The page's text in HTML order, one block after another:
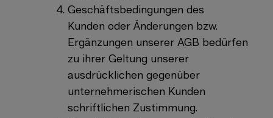
Geschäftsbedingungen des
Kunden oder Änderungen bzw.
Ergänzungen unserer AGB bedürfen
zu ihrer Geltung unserer
ausdrücklichen gegenüber
unternehmerischen Kunden
schriftlichen Zustimmung.